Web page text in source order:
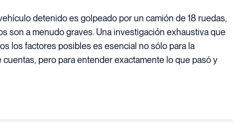
detenido es golpeado por un camión de 18 ruedas,
son a menudo graves. Una investigación exhaustiva que
los factores posibles es esencial no sólo para la
cuentas, pero para entender exactamente lo que pasó y